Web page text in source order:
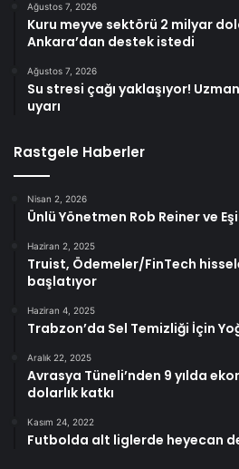
Ağustos 7, 2026
Kuru meyve sektörü 2 milyar
Ankara’dan destek istedi
Ağustos 7, 2026
Su stresi çağı yaklaşıyor!
uyarı
Rastgele Haberler
Nisan 2, 2026
Ünlü Yönetmen Rob Reiner ve
Haziran 2, 2025
Truist, Ödemeler/FinTech
başlatıyor
Haziran 4, 2025
Trabzon’da Sel Temizliği İçin
Aralık 22, 2025
Avrasya Tüneli’nden 9 yılda
dolarlık katkı
Kasım 24, 2022
Futbolda alt liglerde heyecan